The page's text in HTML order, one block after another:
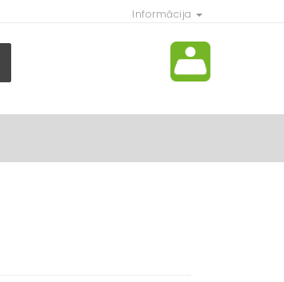
Informācija